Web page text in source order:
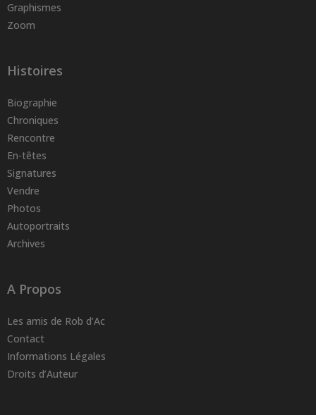
Graphismes
Zoom
Histoires
Biographie
Chroniques
Rencontre
En-têtes
Signatures
Vendre
Photos
Autoportraits
Archives
A Propos
Les amis de Rob d’Ac
Contact
Informations Légales
Droits d’Auteur